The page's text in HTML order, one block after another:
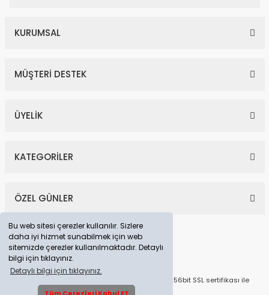
Bu web sitesi çerezler kullanılır. Sizlere
daha iyi hizmet sunabilmek için web
sitemizde çerezler kullanılmaktadır. Detaylı
bilgi için tıklayınız.
Detaylı bilgi için tıklayınız.
KURUMSAL
MÜŞTERİ DESTEK
ÜYELİK
KATEGORİLER
ÖZEL GÜNLER
© Tüm Hakları Saklıdır. Kredi kartı bilgileriniz 256bit SSL sertifikası ile
korunmaktadır.